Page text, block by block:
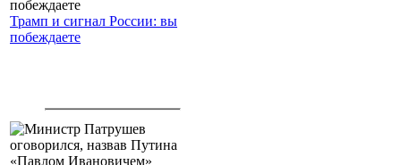
Трамп и сигнал России: вы
побеждаете